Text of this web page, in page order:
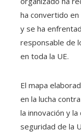
ha convertido
y se ha
responsable de
en toda la UE.
El mapa
en la lucha
la innovación y
seguridad de la